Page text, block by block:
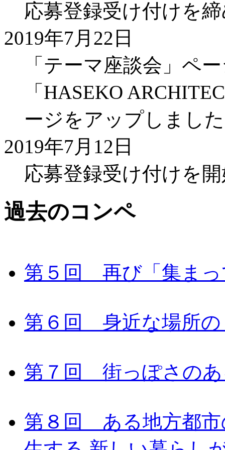
応募登録受け付けを
2019年7月22日
「テーマ座談会」ペ
「HASEKO
ージをアップしまし
2019年7月12日
応募登録受け付けを
過去のコンペ
第５回 再び「集まっ
第６回 身近な場所の
第７回 街っぽさのあ
第８回 ある地方都市